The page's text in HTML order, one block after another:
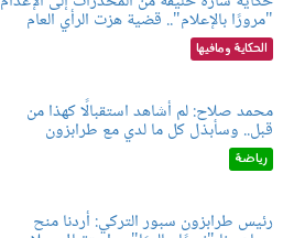
"مرورًا بالإعلام".. قضية هزت الرأي العام
الحكاية ومافيها
محمد صلاح: لم أشاهد استقبالًا كهذا من
قبل.. وسأبذل كل ما لدي مع طرابزون
رياضة
رئيس طرابزون سبور التركي: أردنا منح